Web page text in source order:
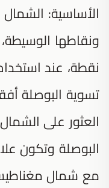
الأساسية:
نقطة، عند
تسوية البوصلة
العثور على
البوصلة وتكون
مع شمال